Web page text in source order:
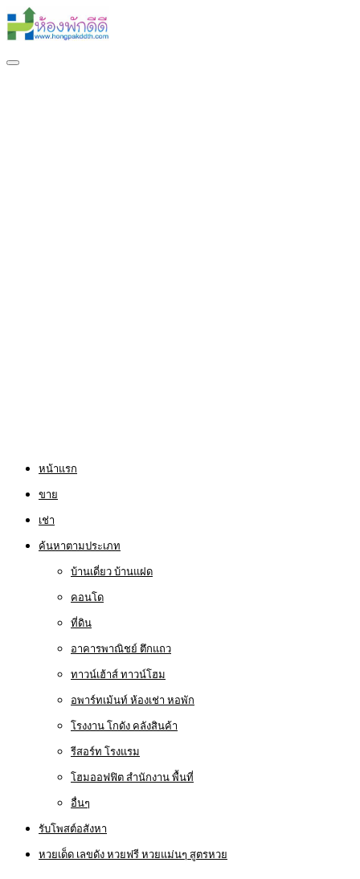
หน้าแรก
ขาย
เช่า
ค้นหาตามประเภท
บ้านเดี่ยว บ้านแฝด
คอนโด
ที่ดิน
อาคารพาณิชย์ ตึกแถว
ทาวน์เฮ้าส์ ทาวน์โฮม
อพาร์ทเม้นท์ ห้องเช่า หอพัก
โรงงาน โกดัง คลังสินค้า
รีสอร์ท โรงแรม
โฮมออฟฟิต สำนักงาน พื้นที่
อื่นๆ
รับโพสต์อสังหา
หวยเด็ด เลขดัง หวยฟรี หวยแม่นๆ สูตรหวย